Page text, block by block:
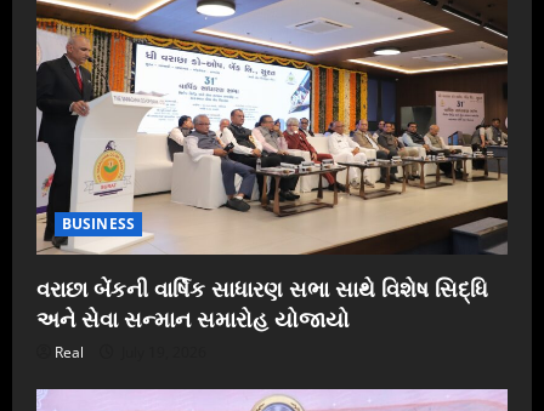
BUSINESS
વરાછા બેંકની વાર્ષિક સાધારણ સભા સાથે વિશેષ સિદ્ધિ
અને સેવા સન્માન સમારોહ યોજાયો
Real